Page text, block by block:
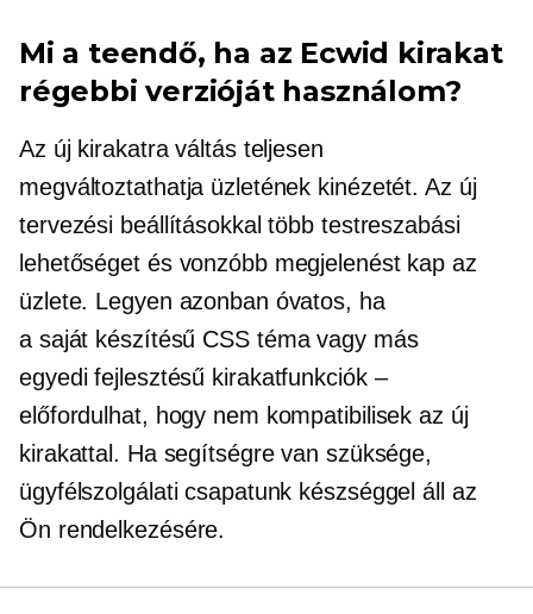
Mi a teendő, ha az Ecwid kirakat
régebbi verzióját használom?
Az új kirakatra váltás teljesen
megváltoztathatja üzletének kinézetét. Az új
tervezési beállításokkal több testreszabási
lehetőséget és vonzóbb megjelenést kap az
üzlete. Legyen azonban óvatos, ha
a saját készítésű CSS téma vagy más
egyedi fejlesztésű kirakatfunkciók –
előfordulhat, hogy nem kompatibilisek az új
kirakattal. Ha segítségre van szüksége,
ügyfélszolgálati csapatunk készséggel áll az
Ön rendelkezésére.